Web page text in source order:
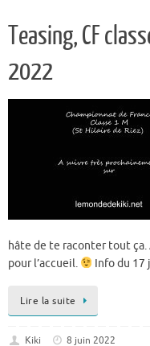
Teasing, CF
2022
hâte de te raconter tout
pour l’accueil.
Info du
Lire la suite
Kiki 8 juin 2022